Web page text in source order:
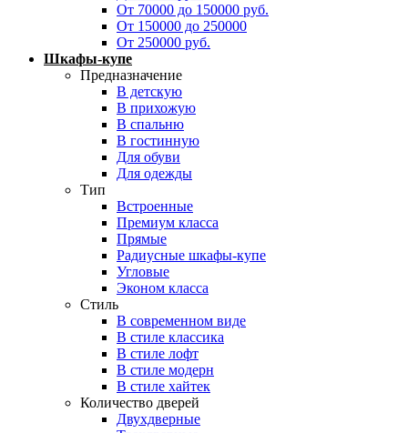
От 70000 до 150000 руб.
От 150000 до 250000
От 250000 руб.
Шкафы-купе
Предназначение
В детскую
В прихожую
В спальню
В гостинную
Для обуви
Для одежды
Тип
Встроенные
Премиум класса
Прямые
Радиусные шкафы-купе
Угловые
Эконом класса
Стиль
В современном виде
В стиле классика
В стиле лофт
В стиле модерн
В стиле хайтек
Количество дверей
Двухдверные